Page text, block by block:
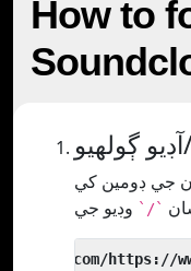
How to
ڳولھيو
جي ڊومين کي
`/`